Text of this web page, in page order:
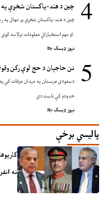
چين د هند-پاکستان شخړې
چين د هند-پاکستان شخړې پر مهال په
او مهم استخباراتي معلومات ترلاسه کوي.
Byنېوز ډیسک
نن حاجېان د حج لوې رکن
دسعودي عربستان په مېدان عرفات کې
حدودو کې ناست دي
Byنېوز ډیسک
پالیسي برخې
نه